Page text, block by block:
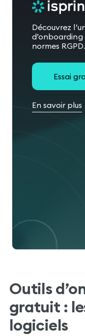
Découvrez
normes RGPD.
Essai
En savoir plus
Outils
gratuit :
logiciels